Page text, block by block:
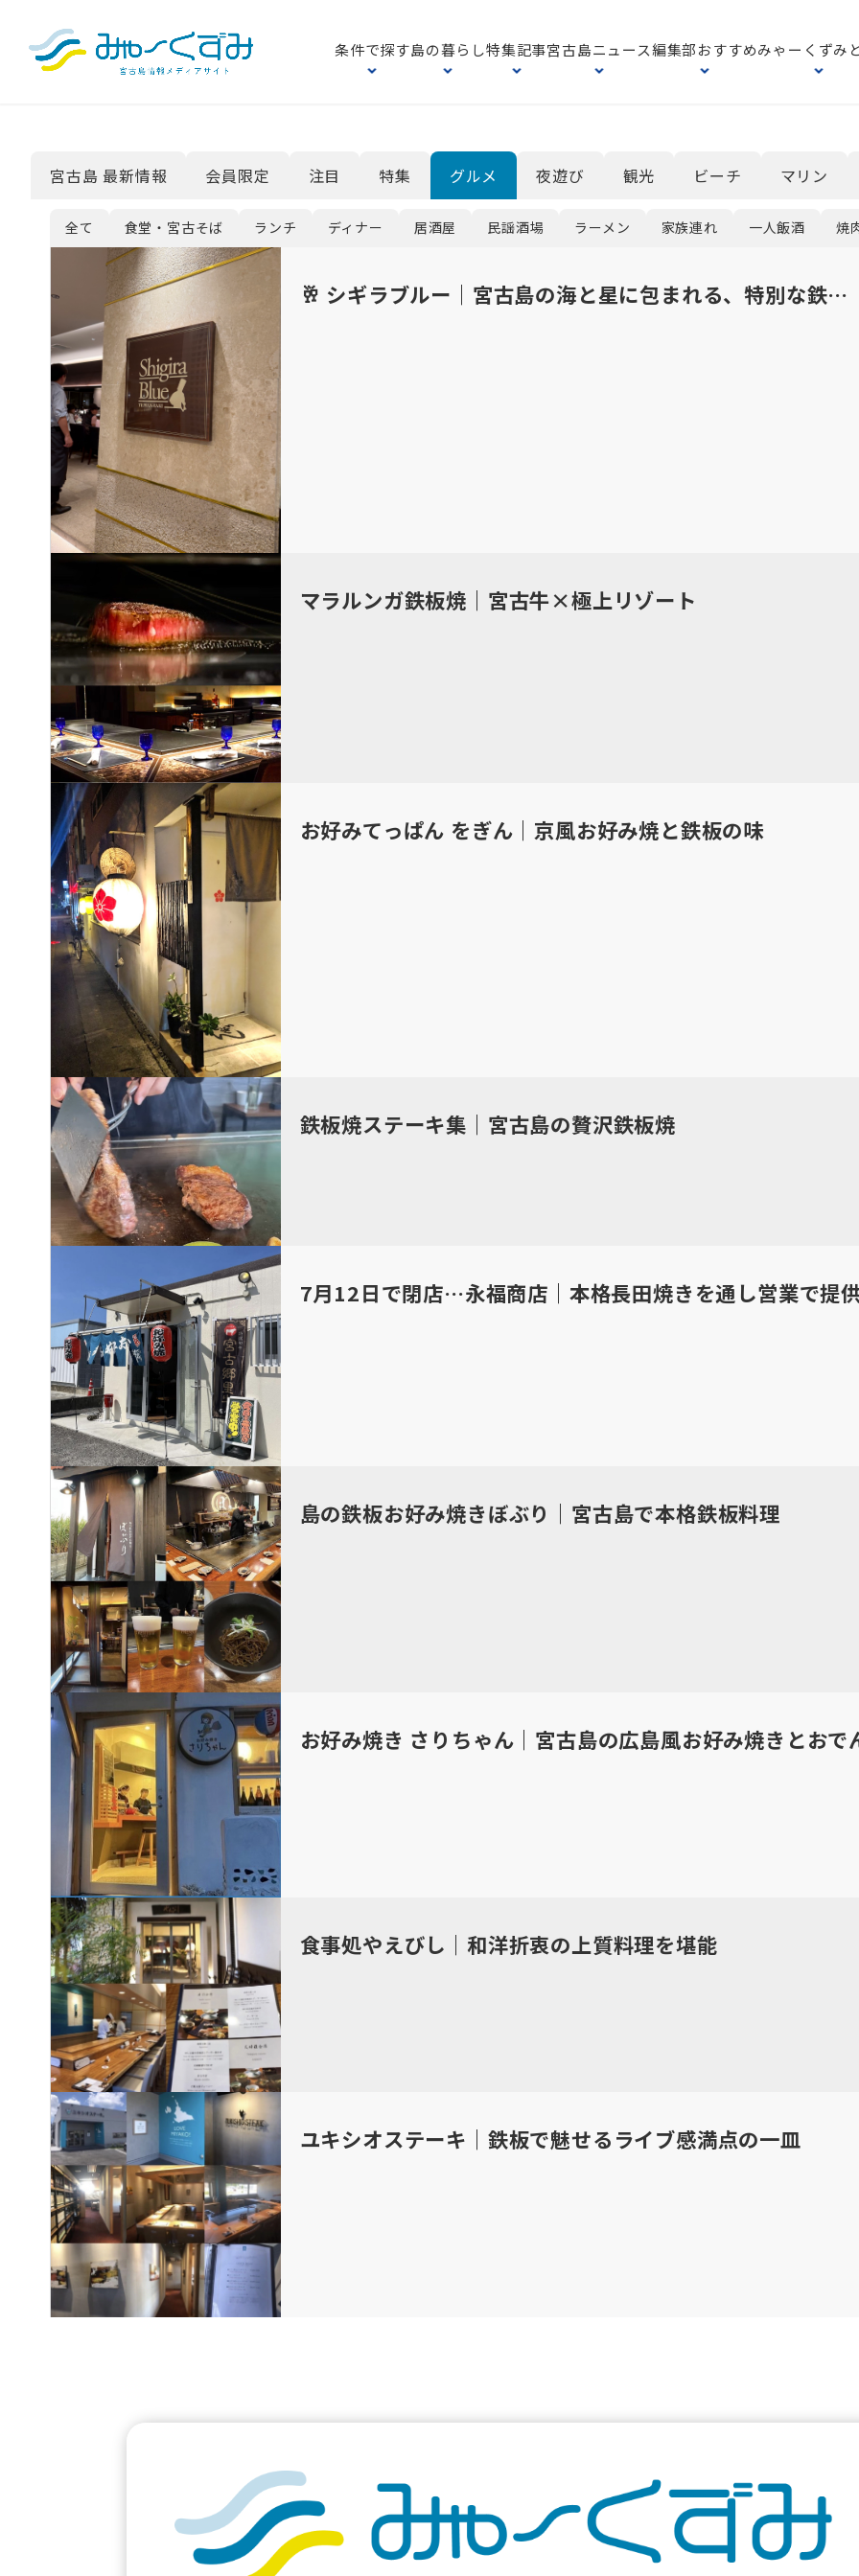
条件で探す島の暮らし特集記事宮古島ニュース編集部おすすめみゃーくずみ
宮古島 最新情報 会員限定 注目 特集 グルメ 夜遊び 観光 ビーチ マリン
全て 食堂・宮古そば ランチ ディナー 居酒屋 民謡酒場 ラーメン 家族連れ 一人飯酒 焼
🥂 シギラブルー｜宮古島の海と星に包まれる、特別な鉄…
マラルンガ鉄板焼｜宮古牛×極上リゾート
お好みてっぱん をぎん｜京風お好み焼と鉄板の味
鉄板焼ステーキ集｜宮古島の贅沢鉄板焼
7月12日で閉店…永福商店｜本格長田焼きを通し営業で提
島の鉄板お好み焼きぼぶり｜宮古島で本格鉄板料理
お好み焼き さりちゃん｜宮古島の広島風お好み焼きとおで
食事処やえびし｜和洋折衷の上質料理を堪能
ユキシオステーキ｜鉄板で魅せるライブ感満点の一皿